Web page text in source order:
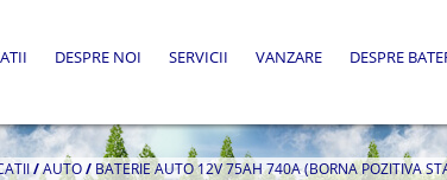
DESPRE NOI SERVICII VANZARE DESPRE
/AUTO/ BATERIE AUTO 12V 75AH 740A (BORNA POZITIVA